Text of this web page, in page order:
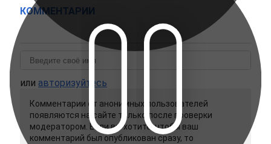
КОММЕНТАРИИ
или авторизуйтесь
Комментарии от анонимных пользователей
появляются на сайте только после проверки
модератором. Если вы хотите, чтобы ваш
комментарий был опубликован сразу, то